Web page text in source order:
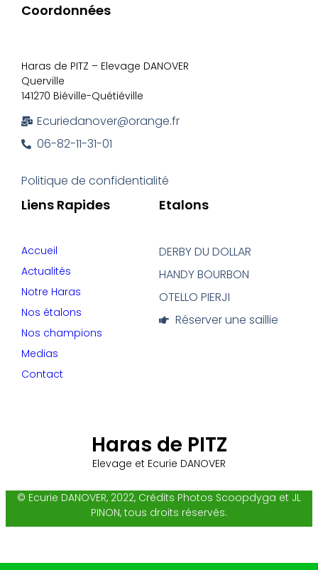
Haras de PITZ
Elevage et Ecurie DANOVER
Etalons
DERBY DU DOLLAR
HANDY BOURBON
OTELLO PIERJI
Réserver une saillie
Liens Rapides
Accueil
Actualités
Notre Haras
Nos étalons
Nos champions
Medias
Contact
Coordonnées
Haras de PITZ – Elevage DANOVER
Querville
141270 Biéville-Quétiéville
Ecuriedanover@orange.fr
06-82-11-31-01
Politique de confidentialité
© Ecurie DANOVER, 2022, Crédits Photos Scoopdyga et JL
PINON, tous droits réservés.